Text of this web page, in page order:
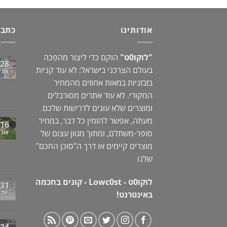
היה:
הוא:
אודותינו
"לוקו0ט"
הוקם כדי ליצור מהפכה
בעולם הצרכני בישראל: לא עוד קניות
בזבזניות במאות אחוזים מהמחיר
המקורי. לא עוד אתרים מסורבלים
ומוצרים שלא עונים לדרישות שלכם.
מעתה, אפשר להזמין כל דבר, במחיר
סופר-משתלם, ומתוך מגוון עצום של
מוצרים קיימים או דרך ה"סוכן החכם"
שלנו
לוקו0ט - Lowc0st - קונים בחכמה
באינטרנט!
28
אוג
16
אוג
31
יול